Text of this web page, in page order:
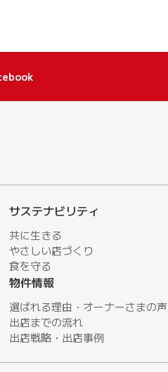
サステナビリティ
共に生きる
やさしい店づくり
⾷を守る
物件情報
選ばれる理由・オーナーさまの声
出店までの流れ
出店戦略・出店事例